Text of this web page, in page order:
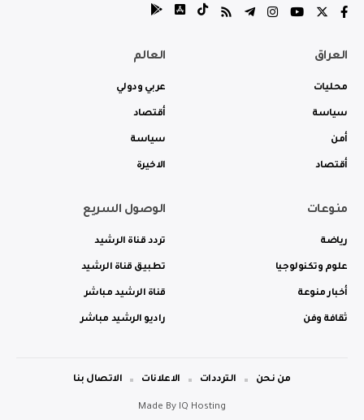
العراق
محليات
سياسة
أمن
أقتصاد
العالم
عربي ودولي
أقتصاد
سياسة
الاخيرة
منوعات
رياضة
علوم وتكنولوجيا
أخبار منوعة
ثقافة وفن
الوصول السريع
تردد قناة الرشيد
تطبيق قناة الرشيد
قناة الرشيد مباشر
راديو الرشيد مباشر
Made By IQ Hosting
من نحن الترددات الاعلانات الاتصال بنا